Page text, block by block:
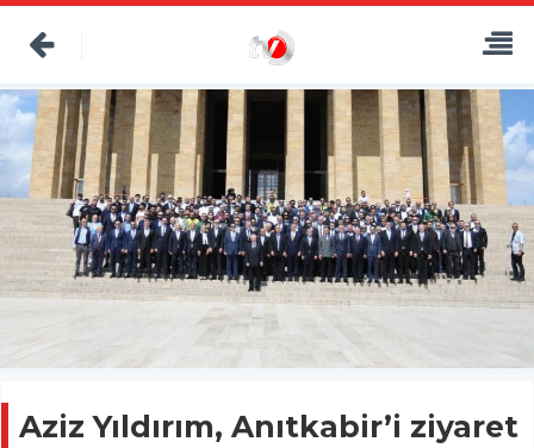
Aziz Yıldırım, Anıtkabir’i ziyaret